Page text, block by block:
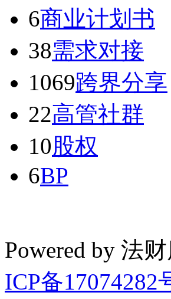
6商业计划书
38需求对接
1069跨界分享
22高管社群
10股权
6BP
Powered by 法
ICP备17074282